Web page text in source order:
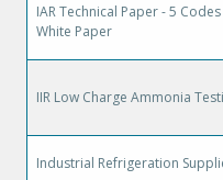
IAR Technical Paper - 5
White Paper
IIR Low Charge Ammonia
Industrial Refrigeration